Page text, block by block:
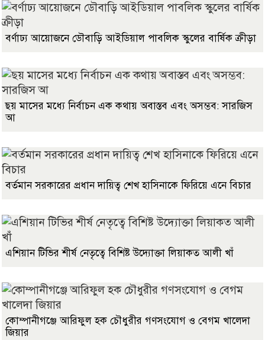
বর্ণাঢ্য আয়োজনে ডৌবাড়ি আইডিয়াল পাবলিক স্কুলের বার্ষিক ক্রীড়া
ছয় মাসের মধ্যে নির্বাচন এক কথায় অবাস্তব এবং অসম্ভব: সারজিস
আ
বর্তমান সরকারের প্রধান দায়িত্ব শেখ হাসিনাকে ফিরিয়ে এনে বিচার
এশিয়ান টিভির শীর্ষ নেতৃত্বে বিশিষ্ট উদ্যোক্তা লিয়াকত আলী খাঁ
কোম্পানীগঞ্জে আরিফুল হক চৌধুরীর গণসংযোগ ও বেগম খালেদা
জিয়ার